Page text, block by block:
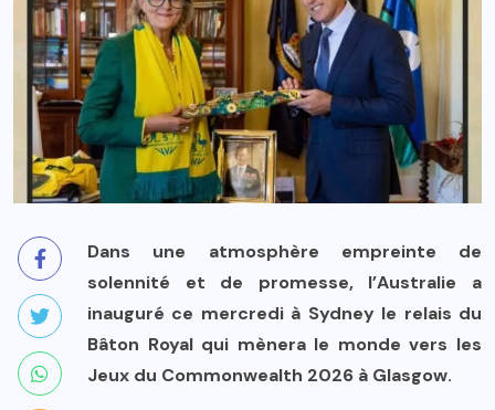
Dans une atmosphère empreinte de
solennité et de promesse, l’Australie a
inauguré ce mercredi à Sydney le relais du
Bâton Royal qui mènera le monde vers les
Jeux du Commonwealth 2026 à Glasgow.